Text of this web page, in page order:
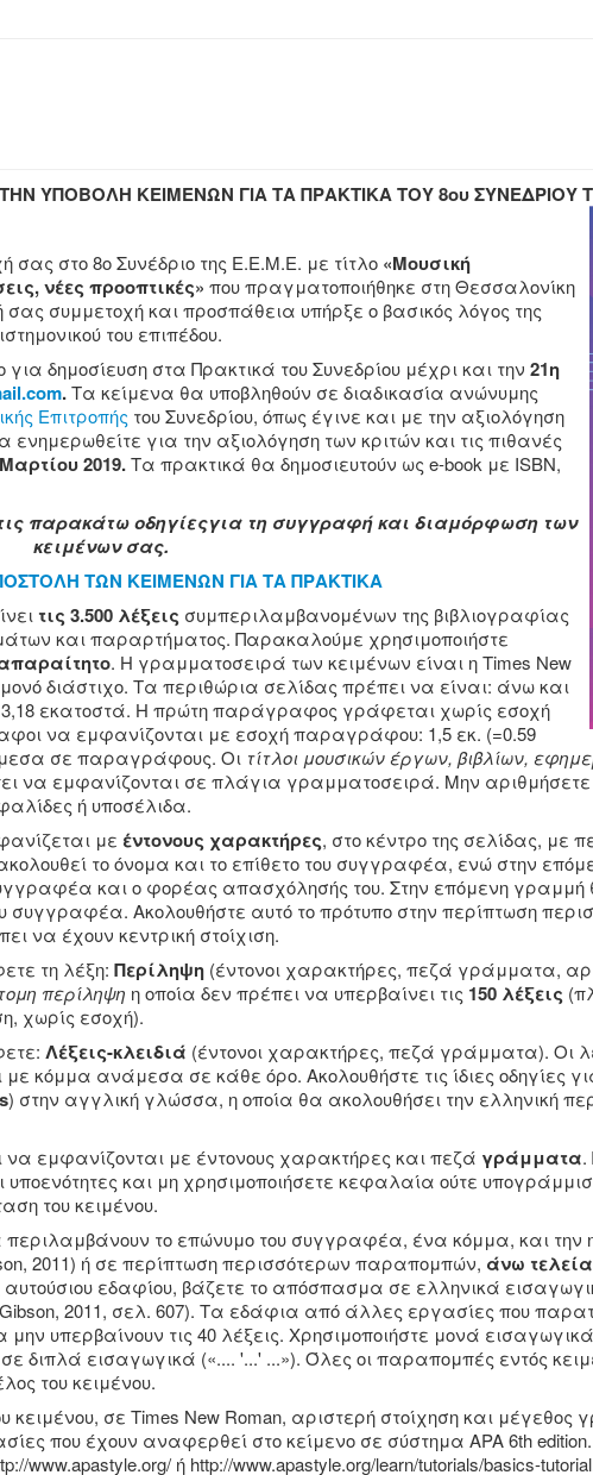
ΤΗΝ ΥΠΟΒΟΛΗ ΚΕΙΜΕΝΩΝ ΓΙΑ ΤΑ ΠΡΑΚΤΙΚΑΤΟΥ 8ου ΣΥΝΕΔΡΙΟΥ
στο 8ο Συνέδριο της Ε.Ε.Μ.Ε. με τίτλο «Μουσική
νέες προοπτικές» που πραγματοποιήθηκε στη Θεσσαλονίκη
σας συμμετοχή και προσπάθεια υπήρξε ο βασικός λόγος της
του επιπέδου.
δημοσίευση στα Πρακτικά του Συνεδρίου μέχρι και την 21η
.Τα κείμενα θα υποβληθούν σε διαδικασία ανώνυμης
Επιτροπής του Συνεδρίου, όπως έγινε και με την αξιολόγηση
για την αξιολόγηση των κριτών και τις πιθανές
2019.Τα πρακτικά θα δημοσιευτούν ως e-book με ISBN,
παρακάτω οδηγίεςγια τη συγγραφή και διαμόρφωση των
κειμένων σας.
ΤΩΝ ΚΕΙΜΕΝΩΝ ΓΙΑ ΤΑ ΠΡΑΚΤΙΚΑ
τις 3.500 λέξεις συμπεριλαμβανομένων της βιβλιογραφίας
και παραρτήματος. Παρακαλούμε χρησιμοποιήστε
. Η γραμματοσειρά των κειμένων είναι η Times New
διάστιχο. Τα περιθώρια σελίδας πρέπει να είναι: άνω και
3,18 εκατοστά. Η πρώτη παράγραφος γράφεται χωρίς εσοχή
να εμφανίζονται με εσοχή παραγράφου: 1,5 εκ. (=0.59
σε παραγράφους. Οι τίτλοι μουσικών έργων, βιβλίων,
να εμφανίζονται σε πλάγια γραμματοσειρά. Μην αριθμήσετε
ή υποσέλιδα.
με έντονους χαρακτήρες, στο κέντρο της σελίδας, με
το όνομα και το επίθετο του συγγραφέα, ενώ στην
και ο φορέας απασχόλησής του. Στην επόμενη γραμμή
συγγραφέα. Ακολουθήστε αυτό το πρότυπο στην περίπτωση
έχουν κεντρική στοίχιση.
τη λέξη: Περίληψη (έντονοι χαρακτήρες, πεζά γράμματα,
περίληψη η οποία δεν πρέπει να υπερβαίνει τις 150 λέξεις
χωρίς εσοχή).
Λέξεις-κλειδιά (έντονοι χαρακτήρες, πεζά γράμματα). Οι
ανάμεσα σε κάθε όρο. Ακολουθήστε τις ίδιες οδηγίες
) στην αγγλική γλώσσα, η οποία θα ακολουθήσει την ελληνική
να εμφανίζονται με έντονους χαρακτήρες και πεζά γράμματα
υποενότητες και μη χρησιμοποιήσετε κεφαλαία ούτε
του κειμένου.
το επώνυμο του συγγραφέα, ένα κόμμα, και την
2011) ή σε περίπτωση περισσότερων παραπομπών, άνω τελεία
εδαφίου, βάζετε το απόσπασμα σε ελληνικά
2011, σελ. 607). Τα εδάφια από άλλες εργασίες που
μην υπερβαίνουν τις 40 λέξεις. Χρησιμοποιήστε μονά
διπλά εισαγωγικά («.... '...' ...»). Όλες οι παραπομπές εντός
του κειμένου.
κειμένου, σε Times New Roman, αριστερή στοίχηση και μέγεθος
που έχουν αναφερθεί στο κείμενο σε σύστημα APA 6th
www.apastyle.org/ ή http://www.apastyle.org/learn/tutorials/basics-